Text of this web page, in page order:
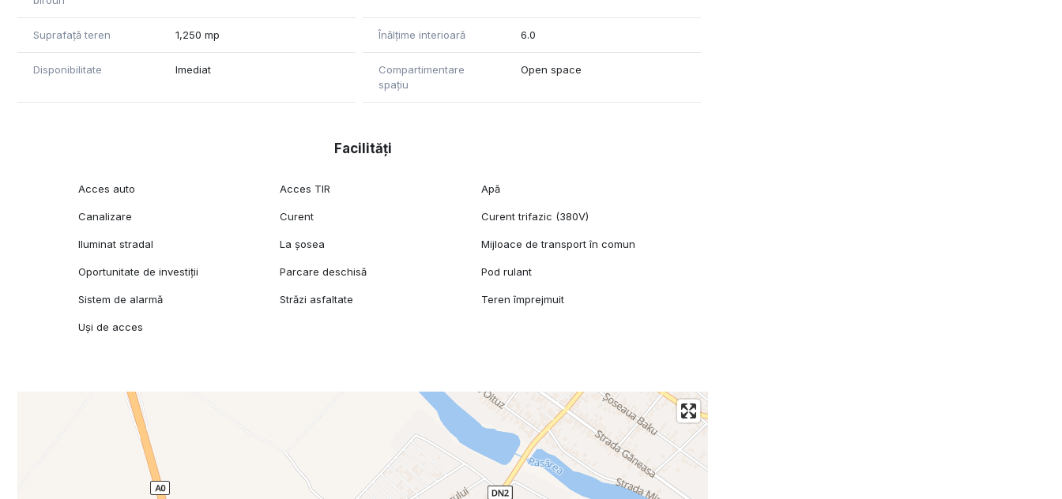
Chirie începând cu 3500 EUR + TVA
Suprafață teren 1,250 mp Înălțime interioară 6.0
Disponibilitate Imediat
Compartimentare
spațiu
Open space
Facilități
Acces auto Acces TIR Apă
Canalizare Curent Curent trifazic (380V)
Iluminat stradal La șosea Mijloace de transport în comun
Oportunitate de investiții Parcare deschisă Pod rulant
Sistem de alarmă Străzi asfaltate Teren împrejmuit
Uși de acces